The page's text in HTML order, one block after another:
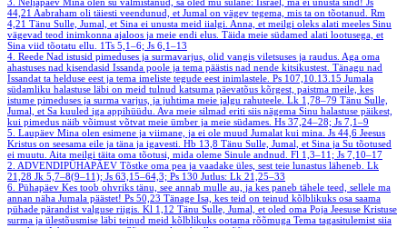
44,21 Aabraham oli täiesti veendunud, et Jumal on vägev tegema, mis ta on tõotanud. Rm
4,21 Tänu Sulle, Jumal, et Sina ei unusta meid iialgi. Anna, et meilgi oleks alati meeles Sinu
vägevad teod inimkonna ajaloos ja meie endi elus. Täida meie südamed alati lootusega, et
Sina viid tõotatu ellu. 1Ts 5,1–6; Js 6,1–13
4. Reede Nad istusid pimeduses ja surmavarjus, olid vangis viletsuses ja raudus. Aga oma
ahastuses nad kisendasid Issanda poole ja tema päästis nad nende kitsikustest. Tänagu nad
Issandat ta helduse eest ja tema imeliste tegude eest inimlastele. Ps 107,10.13.15 Jumala
südamliku halastuse läbi on meid tulnud katsuma päevatõus kõrgest, paistma meile, kes
istume pimeduses ja surma varjus, ja juhtima meie jalgu rahuteele. Lk 1,78–79 Tänu Sulle,
Jumal, et Sa kuuled iga appihüüdu. Ava meie silmad eriti siis nägema Sinu halastuse päikest,
kui pimedus näib võimust võtvat meie ümber ja meie südames. Hs 37,24–28; Js 7,1–9
5. Laupäev Mina olen esimene ja viimane, ja ei ole muud Jumalat kui mina. Js 44,6 Jeesus
Kristus on seesama eile ja täna ja igavesti. Hb 13,8 Tänu Sulle, Jumal, et Sina ja Su tõotused
ei muutu. Aita meilgi täita oma tõotusi, mida oleme Sinule andnud. Fl 1,3–11; Js 7,10–17
2. ADVENDIPÜHAPÄEV Tõstke oma pea ja vaadake üles, sest teie lunastus läheneb. Lk
21,28 Jk 5,7–8(9–11); Js 63,15–64,3; Ps 130 Jutlus: Lk 21,25–33
6. Pühapäev Kes toob ohvriks tänu, see annab mulle au, ja kes paneb tähele teed, sellele ma
annan näha Jumala päästet! Ps 50,23 Tänage Isa, kes teid on teinud kõlblikuks osa saama
pühade pärandist valguse riigis. Kl 1,12 Tänu Sulle, Jumal, et oled oma Poja Jeesuse Kristuse
surma ja ülestõusmise läbi teinud meid kõlblikuks ootama rõõmuga Tema tagasitulemist siia